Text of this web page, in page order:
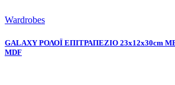
Wardrobes
GALAXY ΡΟΛΟΪ ΕΠΙΤΡΑΠΕΖΙΟ
MDF